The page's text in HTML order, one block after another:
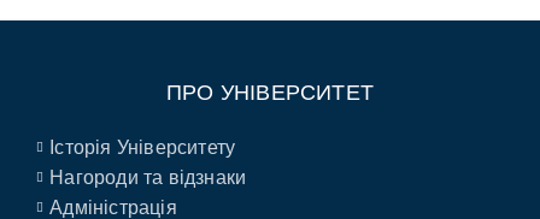
ПРО УНІВЕРСИТЕТ
Історія Університету
Нагороди та відзнаки
Адміністрація